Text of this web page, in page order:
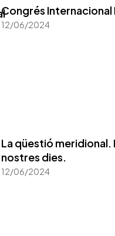
Congrés Internacional
12/06/2024
La qüestió meridional.
nostres dies.
12/06/2024